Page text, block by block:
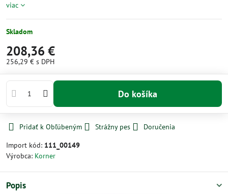
viac
Skladom
208,36 €
256,29 € s DPH
Do košíka
Pridať k Obľúbeným Strážny pes
Doručenia
Import kód: 111_00149
Výrobca: Korner
Popis